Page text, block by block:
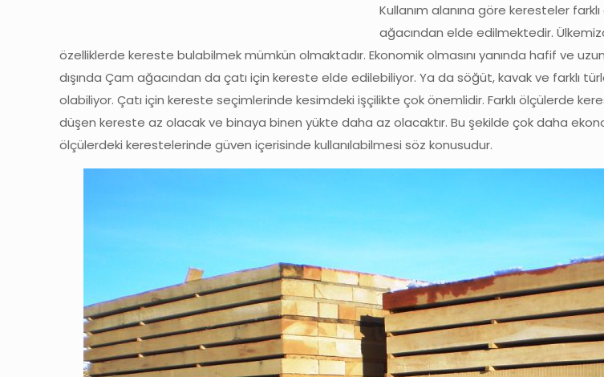
Kullanım alanına göre keresteler
ağacından elde edilmektedir.
özelliklerde kereste bulabilmek mümkün olmaktadır. Ekonomik olmasını yanında hafif ve
dışında Çam ağacından da çatı için kereste elde edilebiliyor. Ya da söğüt, kavak ve farklı
olabiliyor. Çatı için kereste seçimlerinde kesimdeki işçilikte çok önemlidir. Farklı ölçülerde
düşen kereste az olacak ve binaya binen yükte daha az olacaktır. Bu şekilde çok daha
ölçülerdeki kerestelerinde güven içerisinde kullanılabilmesi söz konusudur.